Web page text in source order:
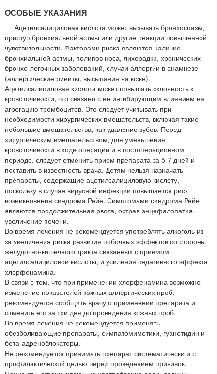
ОСОБЫЕ УКАЗАНИЯ
Ацетилсалициловая кислота может вызывать бронхоспазм,
приступ бронхиальной астмы или другие реакции повышенной
чувствительности. Факторами риска являются наличие
бронхиальной астмы, полипов носа, лихорадки, хронических
бронхо-легочных заболеваний, случаи аллергии в анамнезе
(аллергические риниты, высыпания на коже).
Ацетилсалициловая кислота может повышать склонность к
кровоточивости, что связано с ее ингибирующим влиянием на
агрегацию тромбоцитов. Это следует учитывать при
необходимости хирургических вмешательств, включая такие
небольшие вмешательства, как удаление зубов. Перед
хирургическим вмешательством, для уменьшения
кровоточивости в ходе операции и в постоперационном
периоде, следует отменить прием препарата за 5-7 дней и
поставить в известность врача. Детям нельзя назначать
препараты, содержащие ацетилсалициловую кислоту,
поскольку в случае вирусной инфекции повышается риск
возникновения синдрома Рейе. Симптомами синдрома Рейе
являются продолжительная рвота, острая энцефалопатия,
увеличение печени.
Во время лечения не рекомендуется употреблять алкоголь из-
за увеличения риска развития побочных эффектов со стороны
желудочно-кишечного тракта связанных с приемом
ацетилсалициловой кислоты, и усиления седативного эффекта
хлорфенамина.
В связи с тем, что при применении хлорфенамина возможно
изменение показателей кожных аллергических проб,
рекомендуется сообщить врачу о применении препарата и
отменить его за три дня до проведения кожных проб.
Во время лечения не рекомендуется применять
обезболивающие препараты, симпатомиметики, гуанетидин и
бета-адреноблокаторы.
Не рекомендуется принимать препарат систематически и с
профилактической целью перед проведением прививок.